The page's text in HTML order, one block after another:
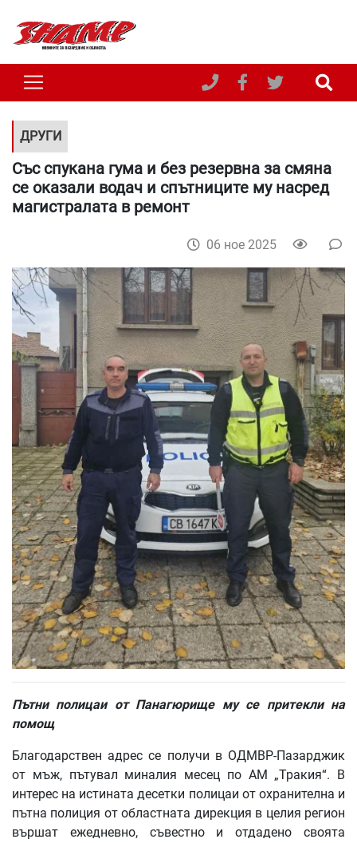
ДРУГИ
Със спукана гума и без резервна за смяна
се оказали водач и спътниците му насред
магистралата в ремонт
06 ное 2025
Пътни полицаи от Панагюрище му се притекли на
помощ
Благодарствен адрес се получи в ОДМВР-Пазарджик
от мъж, пътувал миналия месец по АМ „Тракия“. В
интерес на истината десетки полицаи от охранителна и
пътна полиция от областната дирекция в целия регион
вършат ежедневно, съвестно и отдадено своята